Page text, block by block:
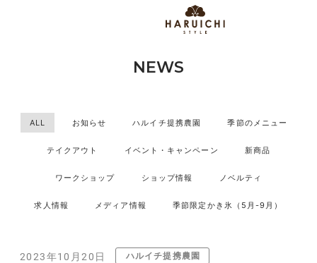
NEWS
ALL お知らせ ハルイチ提携農園 季節のメニュー
テイクアウト イベント・キャンペーン 新商品
ワークショップ ショップ情報 ノベルティ
求人情報 メディア情報 季節限定かき氷（5月-9月）
2023年10月20日 ハルイチ提携農園